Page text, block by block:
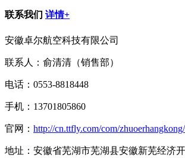
联系我们 详情+
安徽卓尔航空科技有限公司
联系人：俞清清 （销售部）
电话：0553-8818448
手机：13701805860
官网： http://cn.ttfly.com/com/zhuoerhangkong/
地址：安徽省芜湖市芜湖县安徽新芜经济